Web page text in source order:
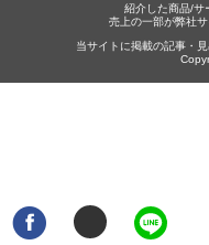
紹介した商品/サ
売上の一部が弊社
当サイトに掲載の記事・